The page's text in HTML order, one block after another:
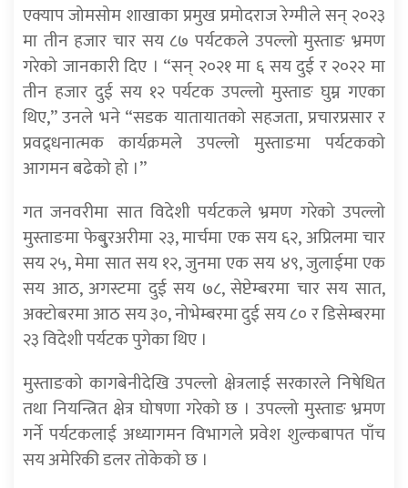
एक्याप जोमसोम शाखाका प्रमुख प्रमोदराज रेग्मीले सन् २०२३
मा तीन हजार चार सय ८७ पर्यटकले उपल्लो मुस्ताङ भ्रमण
गरेको जानकारी दिए । “सन् २०२१ मा ६ सय दुई र २०२२ मा
तीन हजार दुई सय १२ पर्यटक उपल्लो मुस्ताङ घुम्न गएका
थिए,” उनले भने “सडक यातायातको सहजता, प्रचारप्रसार र
प्रवद्र्धनात्मक कार्यक्रमले उपल्लो मुस्ताङमा पर्यटकको
आगमन बढेको हो ।”
गत जनवरीमा सात विदेशी पर्यटकले भ्रमण गरेको उपल्लो
मुस्ताङमा फेबु्रअरीमा २३, मार्चमा एक सय ६२, अप्रिलमा चार
सय २५, मेमा सात सय १२, जुनमा एक सय ४९, जुलाईमा एक
सय आठ, अगस्टमा दुई सय ७८, सेप्टेम्बरमा चार सय सात,
अक्टोबरमा आठ सय ३०, नोभेम्बरमा दुई सय ८० र डिसेम्बरमा
२३ विदेशी पर्यटक पुगेका थिए ।
मुस्ताङको कागबेनीदेखि उपल्लो क्षेत्रलाई सरकारले निषेधित
तथा नियन्त्रित क्षेत्र घोषणा गरेको छ । उपल्लो मुस्ताङ भ्रमण
गर्ने पर्यटकलाई अध्यागमन विभागले प्रवेश शुल्कबापत पाँच
सय अमेरिकी डलर तोकेको छ ।